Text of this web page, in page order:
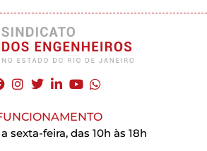
sexta-feira, das 10h às 18h